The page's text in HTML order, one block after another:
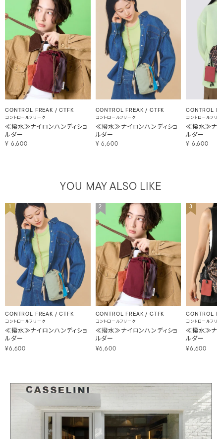
CONTROL FREAK / CTFK
コントロールフリーク
≪撥水≫ナイロンハンディショ
ルダー
¥ 6,600
CONTROL FREAK / CTFK
コントロールフリーク
≪撥水≫ナイロンハンディショ
ルダー
¥ 6,600
CONTROL
コントロールフリ
≪撥水≫ナイ
ルダー
¥ 6,600
YOU MAY ALSO LIKE
1
CONTROL FREAK / CTFK
コントロールフリーク
≪撥水≫ナイロンハンディショ
ルダー
¥6,600
2
CONTROL FREAK / CTFK
コントロールフリーク
≪撥水≫ナイロンハンディショ
ルダー
¥6,600
3
CONTROL
コントロールフリ
≪撥水≫ナイ
ルダー
¥6,600